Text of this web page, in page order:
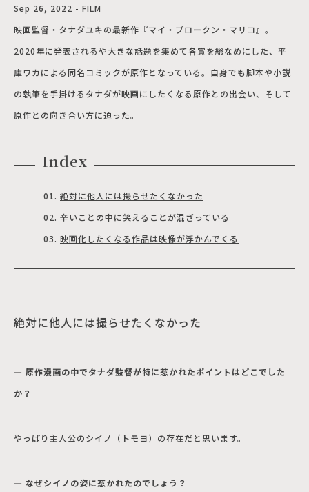
Sep 26, 2022 - FILM
映画監督・タナダユキの最新作『マイ・ブロークン・マリコ』。
2020年に発表されるや大きな話題を集めて各賞を総なめにした、平
庫ワカによる同名コミックが原作となっている。自身でも脚本や小説
の執筆を手掛けるタナダが映画にしたくなる原作との出会い、そして
原作との向き合い方に迫った。
Index
絶対に他人には撮らせたくなかった
辛いことの中に笑えることが混ざっている
映画化したくなる作品は映像が浮かんでくる
絶対に他人には撮らせたくなかった
― 原作漫画の中でタナダ監督が特に惹かれたポイントはどこでした
か？
やっぱり主人公のシイノ（トモヨ）の存在だと思います。
― なぜシイノの姿に惹かれたのでしょう？